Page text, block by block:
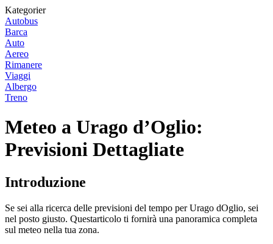
Kategorier
Autobus
Barca
Auto
Aereo
Rimanere
Viaggi
Albergo
Treno
Meteo a Urago d’Oglio:
Previsioni Dettagliate
Introduzione
Se sei alla ricerca delle previsioni del tempo per Urago dOglio, sei
nel posto giusto. Questarticolo ti fornirà una panoramica completa
sul meteo nella tua zona.